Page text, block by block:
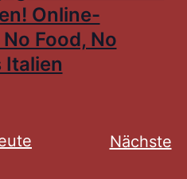
Online-
Food, No
Italien
Nächste